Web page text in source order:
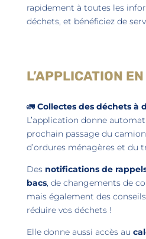
rapidement à toutes les
déchets, et bénéficiez de
L’APPLICATION
🚛 Collectes des déchets à
L’application donne
prochain passage du
d’ordures ménagères et du
Des notifications de
bacs, de changements de
mais également des
réduire vos déchets !
Elle donne aussi accès au